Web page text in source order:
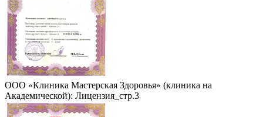
ООО «Клиника Мастерская Здоровья» (клиника на
Академической): Лицензия_стр.3